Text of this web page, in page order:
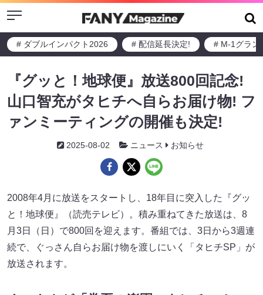
Menu
# ダブルインパクト2026 # 配信延長決定! # M-1グラン
『グッと！地球便』放送800回記念!
山口智充がタヒチへ自らお届け物! フ
ァンミーティングの開催も決定!
2025-08-02 ニュース お知らせ
2008年4月に放送をスタートし、18年目に突入した『グッ
と！地球便』（読売テレビ）。積み重ねてきた放送は、8
月3日（日）で800回を迎えます。番組では、3日から3週連
続で、ぐっさん自らお届け物を渡しにいく「タヒチSP」が
放送されます。